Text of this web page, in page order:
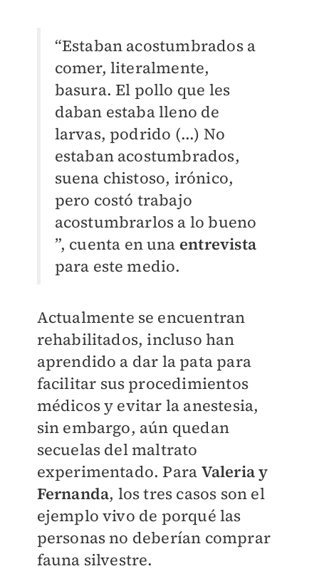
“Estaban acostumbrados a
comer, literalmente,
basura. El pollo que les
daban estaba lleno de
larvas, podrido (...) No
estaban acostumbrados,
suena chistoso, irónico,
pero costó trabajo
acostumbrarlos a lo bueno
”, cuenta en una entrevista
para este medio.
Actualmente se encuentran
rehabilitados, incluso han
aprendido a dar la pata para
facilitar sus procedimientos
médicos y evitar la anestesia,
sin embargo, aún quedan
secuelas del maltrato
experimentado. Para Valeria y
Fernanda, los tres casos son el
ejemplo vivo de porqué las
personas no deberían comprar
fauna silvestre.